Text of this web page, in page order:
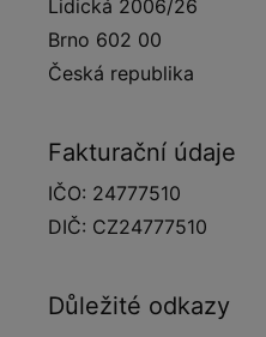
Lidická 2006/26
Brno 602 00
Česká republika
Fakturační údaje
IČO: 24777510
DIČ: CZ24777510
Důležité odkazy